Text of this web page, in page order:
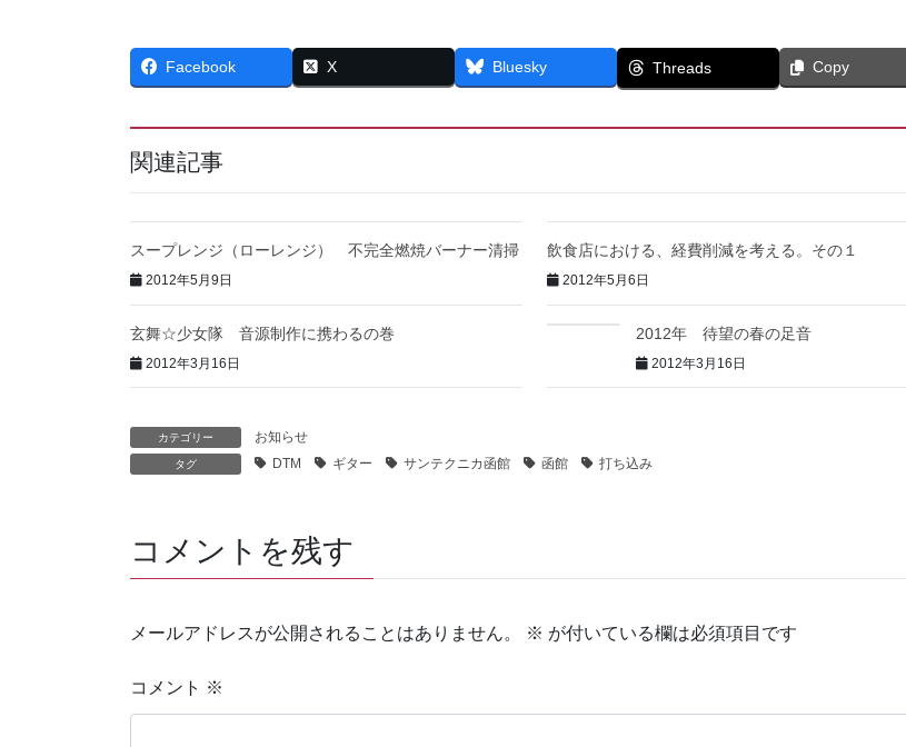
Facebook X Bluesky Threads Copy
関連記事
スープレンジ（ローレンジ） 不完全燃焼バーナー清掃
2012年5月9日
飲食店における、経費削減を考える。その１
2012年5月6日
玄舞☆少女隊 音源制作に携わるの巻
2012年3月16日
2012年 待望の春の足音
2012年3月16日
カテゴリー お知らせ
タグ DTM ギター サンテクニカ函館 函館 打ち込み
コメントを残す
メールアドレスが公開されることはありません。 ※ が付いている欄は必須項目です
コメント ※